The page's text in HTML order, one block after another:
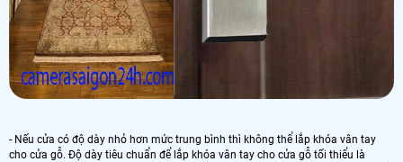
- Nếu cửa có độ dày nhỏ hơn mức trung bình thì không thể lắp khóa vân tay
cho cửa gỗ. Độ dày tiêu chuẩn để lắp khóa vân tay cho cửa gỗ tối thiểu là